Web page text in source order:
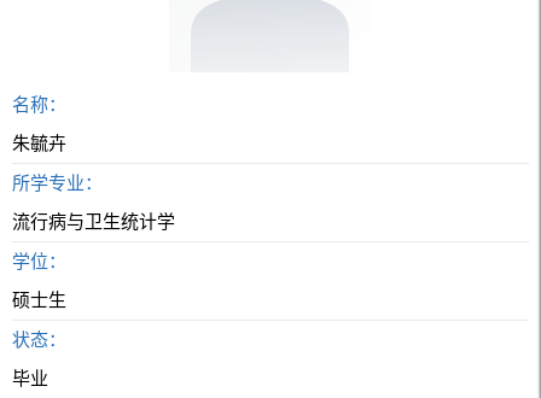
名称：
朱毓卉
所学专业：
流行病与卫生统计学
学位：
硕士生
状态：
毕业